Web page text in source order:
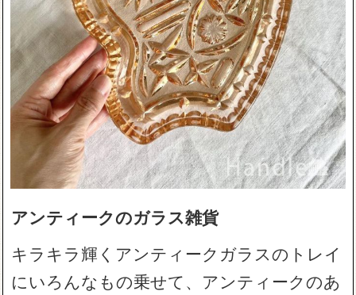
アンティークのガラス雑貨
キラキラ輝くアンティークガラスのトレイ
にいろんなもの乗せて、アンティークのあ